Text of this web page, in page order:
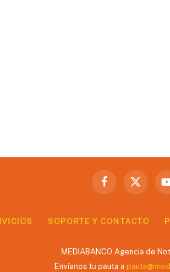
Facebook
X
SOPORTE Y CONTACTO
MEDIABANCO Agencia de
Envíanos tu pauta a